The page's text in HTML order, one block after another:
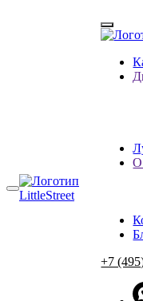
О
+7
Комод